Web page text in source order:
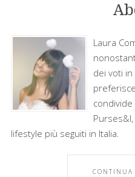
Laura
dei voti
lifestyle più seguiti in Italia.
CONTINUA